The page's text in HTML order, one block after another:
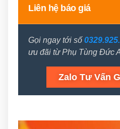
Liên hệ báo giá
Gọi ngay tới số
ưu đãi từ Phụ Tùng Đức
Zalo Tư Vấn